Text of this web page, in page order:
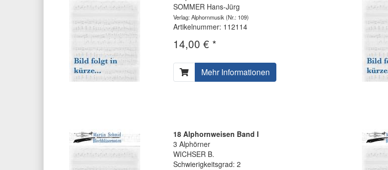
SOMMER Hans-Jürg
Verlag: Alphornmusik(Nr.: 109)
Artikelnummer: 112114
14,00 € *
Mehr Informationen
18 Alphornweisen Band I
3 Alphörner
WICHSER B.
Schwierigkeitsgrad: 2